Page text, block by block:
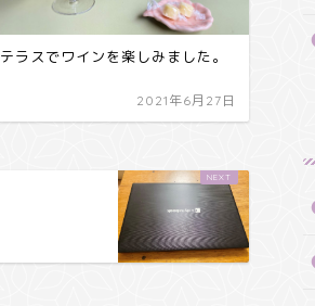
テラスでワインを楽しみました。
2021年6月27日